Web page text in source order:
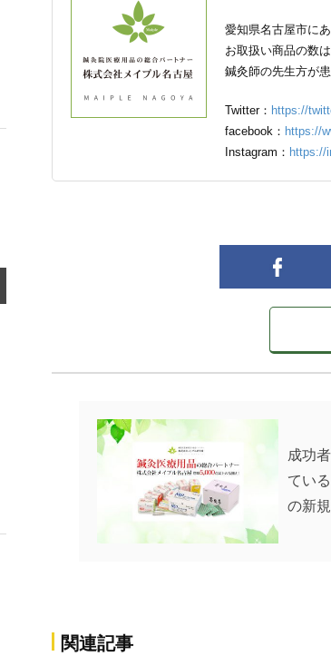
愛知県名古屋市に
お取扱い商品の数
鍼灸師の先生方が
Twitter： https://
facebook： https://
Instagram： https://
成功
てい
の新
関連記事